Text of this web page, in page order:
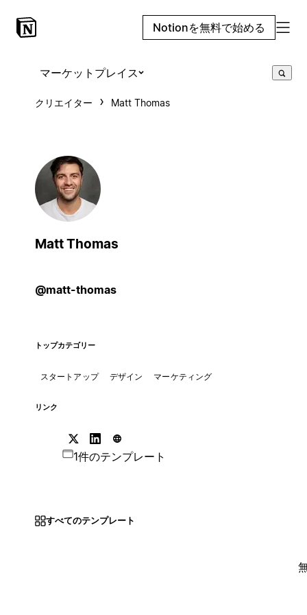
Notionを無料で始める
マーケットプレイス
クリエイター Matt Thomas
Matt Thomas
@matt-thomas
トップカテゴリー
スタートアップ デザイン マーケティング
リンク
1件のテンプレート
すべてのテンプレート